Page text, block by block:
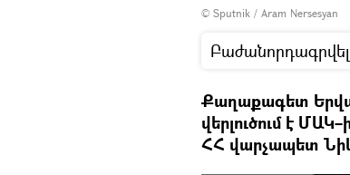
© Sputnik / Aram Nersesyan
Բաժանորդագրվել
Քաղաքագետ
վերլուծում է
ՀՀ վարչապետ